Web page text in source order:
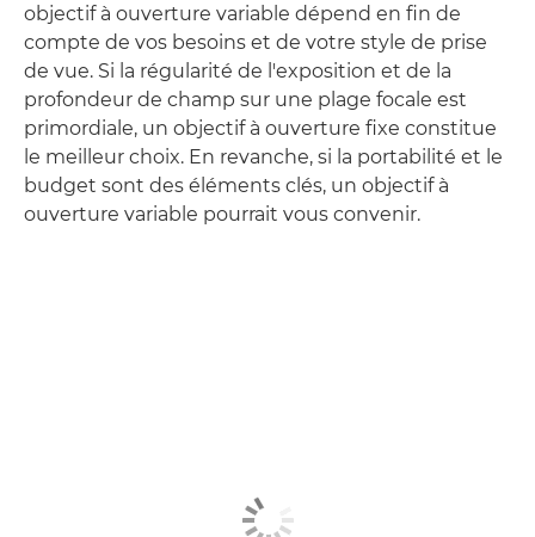
objectif à ouverture variable dépend en fin de
compte de vos besoins et de votre style de prise
de vue. Si la régularité de l'exposition et de la
profondeur de champ sur une plage focale est
primordiale, un objectif à ouverture fixe constitue
le meilleur choix. En revanche, si la portabilité et le
budget sont des éléments clés, un objectif à
ouverture variable pourrait vous convenir.